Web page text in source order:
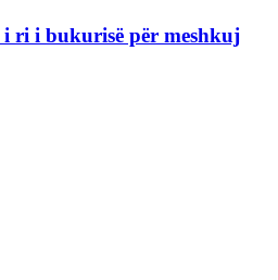
i ri i bukurisë për meshkuj